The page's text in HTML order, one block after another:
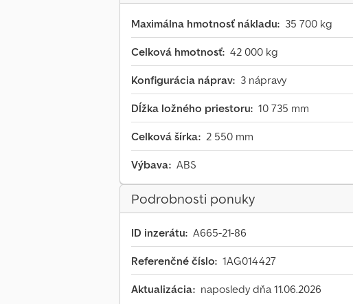
Maximálna hmotnosť nákladu: 35 700 kg
Celková hmotnosť: 42 000 kg
Konfigurácia náprav: 3 nápravy
Dĺžka ložného priestoru: 10 735 mm
Celková šírka: 2 550 mm
Výbava: ABS
Podrobnosti ponuky
ID inzerátu: A665-21-86
Referenčné číslo: 1AG014427
Aktualizácia: naposledy dňa 11.06.2026